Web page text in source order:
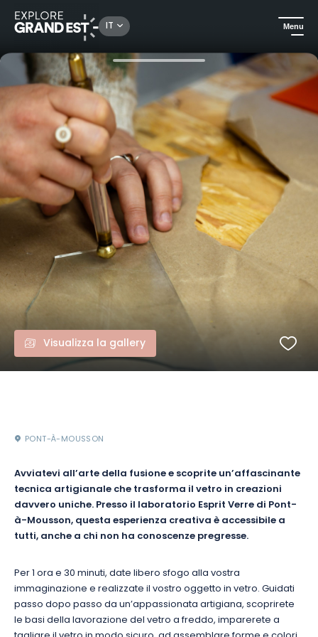
IT Menu
Scopri il know-how Introduzione alla fusione a Pont-à-Mousson
Visualizza la gallery
PONT-À-MOUSSON
Avviatevi all’arte della fusione e scoprite un’affascinante
tecnica artigianale che trasforma il vetro in creazioni
davvero uniche. Presso il laboratorio Esprit Verre di Pont-
à-Mousson, questa esperienza creativa è accessibile a
tutti, anche a chi non ha conoscenze pregresse.
Per 1 ora e 30 minuti, date libero sfogo alla vostra
immaginazione e realizzate il vostro oggetto in vetro. Guidati
passo dopo passo da un’appassionata artigiana, scoprirete
le basi della lavorazione del vetro a freddo, imparerete a